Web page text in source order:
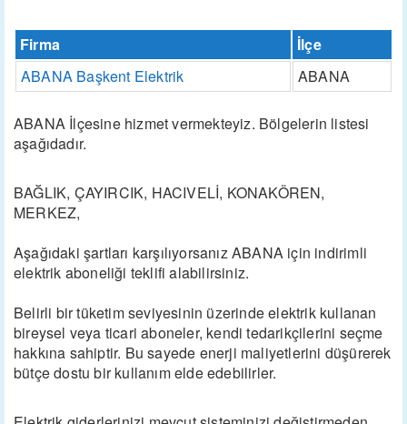
Firma
İlçe
ABANA Başkent Elektrik
ABANA
ABANA İlçesine hizmet vermekteyiz. Bölgelerin listesi
aşağıdadır.
BAĞLIK, ÇAYIRCIK, HACIVELİ, KONAKÖREN,
MERKEZ,
Aşağıdaki şartları karşılıyorsanız ABANA için indirimli
elektrik aboneliği teklifi alabilirsiniz.
Belirli bir tüketim seviyesinin üzerinde elektrik kullanan
bireysel veya ticari aboneler, kendi tedarikçilerini seçme
hakkına sahiptir. Bu sayede enerji maliyetlerini düşürerek
bütçe dostu bir kullanım elde edebilirler.